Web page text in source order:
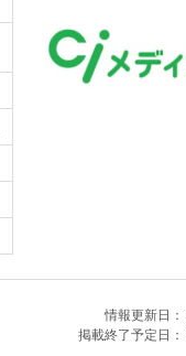
情報更新日：
掲載終了予定日：